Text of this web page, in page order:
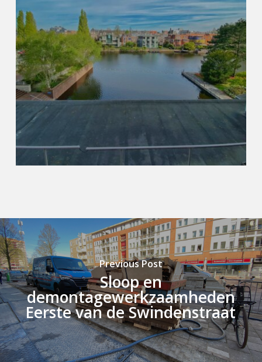
Previous Post
Sloop en
demontagewerkzaamheden
Eerste van de Swindenstraat